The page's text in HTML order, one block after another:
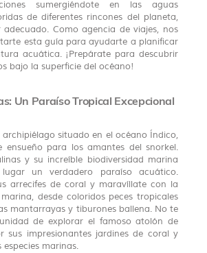
sumergiéndote en las aguas
de diferentes rincones del planeta,
Como agencia de viajes, nos
esta guía para ayudarte a planificar
acuática. ¡Prepárate para descubrir
bajo la superficie del océano!
Un Paraíso Tropical Excepcional
archipiélago situado en el océano Índico,
ensueño para los amantes del snorkel.
y su increíble biodiversidad marina
un verdadero paraíso acuático.
arrecifes de coral y maravíllate con la
desde coloridos peces tropicales
mantarrayas y tiburones ballena. No te
de explorar el famoso atolón de
sus impresionantes jardines de coral y
especies marinas.